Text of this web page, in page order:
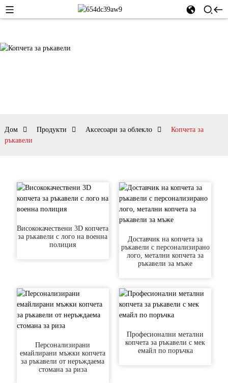
Дом Продукти Аксесоари за облекло
Копчета за
ръкавели
Висококачествени 3D копчета
за ръкавели с лого на военна
полиция
Доставчик на копчета за
ръкавели с персонализирано
лого, метални копчета за
ръкавели за мъже
Персонализирани
емайлирани мъжки копчета
за ръкавели от неръждаема
стомана за риза
Професионални метални
копчета за ръкавели с мек
емайл по поръчка